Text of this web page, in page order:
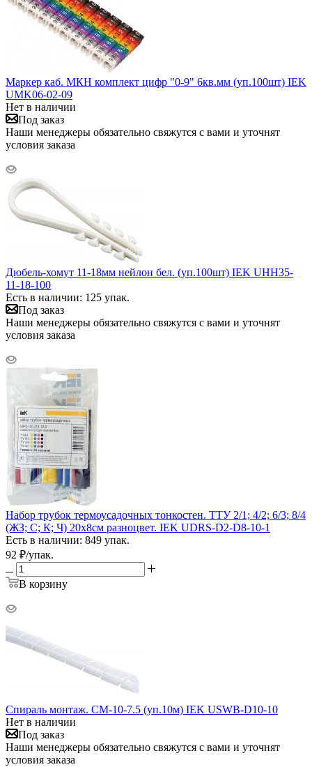
Маркер каб. МКН комплект цифр "0-9" 6кв.мм (уп.100шт) IEK
UMK06-02-09
Нет в наличии
Под заказ
Наши менеджеры обязательно свяжутся с вами и уточнят
условия заказа
Дюбель-хомут 11-18мм нейлон бел. (уп.100шт) IEK UHH35-
11-18-100
Есть в наличии: 125 упак.
Под заказ
Наши менеджеры обязательно свяжутся с вами и уточнят
условия заказа
Набор трубок термоусадочных тонкостен. ТТУ 2/1; 4/2; 6/3; 8/4
(ЖЗ; С; К; Ч) 20х8см разноцвет. IEK UDRS-D2-D8-10-1
Есть в наличии: 849 упак.
92 ₽/упак.
В корзину
Спираль монтаж. СМ-10-7.5 (уп.10м) IEK USWB-D10-10
Нет в наличии
Под заказ
Наши менеджеры обязательно свяжутся с вами и уточнят
условия заказа